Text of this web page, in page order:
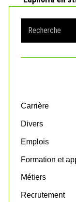
a
r
o
:
Carrière
Divers
Emplois
Formation et
Métiers
Recrutement